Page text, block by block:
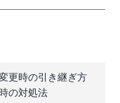
更時の引き継ぎ方
の対処法